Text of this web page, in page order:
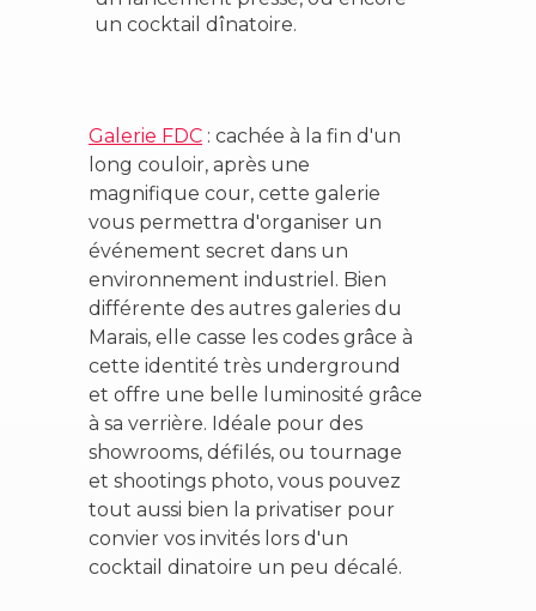
un cocktail dînatoire.
Galerie FDC : cachée à la fin d'un
long couloir, après une
magnifique cour, cette galerie
vous permettra d'organiser un
événement secret dans un
environnement industriel. Bien
différente des autres galeries du
Marais, elle casse les codes grâce à
cette identité très underground
et offre une belle luminosité grâce
à sa verrière. Idéale pour des
showrooms, défilés, ou tournage
et shootings photo, vous pouvez
tout aussi bien la privatiser pour
convier vos invités lors d'un
cocktail dinatoire un peu décalé.